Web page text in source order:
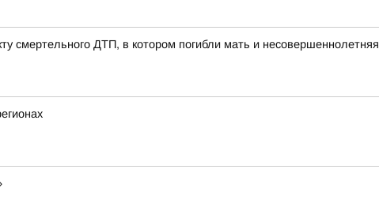
смертельного ДТП, в котором погибли мать и несовершеннолетняя